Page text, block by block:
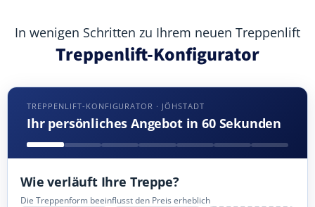
In wenigen Schritten zu Ihrem neuen Treppenlift
Treppenlift-Konfigurator
TREPPENLIFT-KONFIGURATOR · JÖHSTADT
Ihr persönliches Angebot in 60 Sekunden
Wie verläuft Ihre Treppe?
Die Treppenform beeinflusst den Preis erheblich